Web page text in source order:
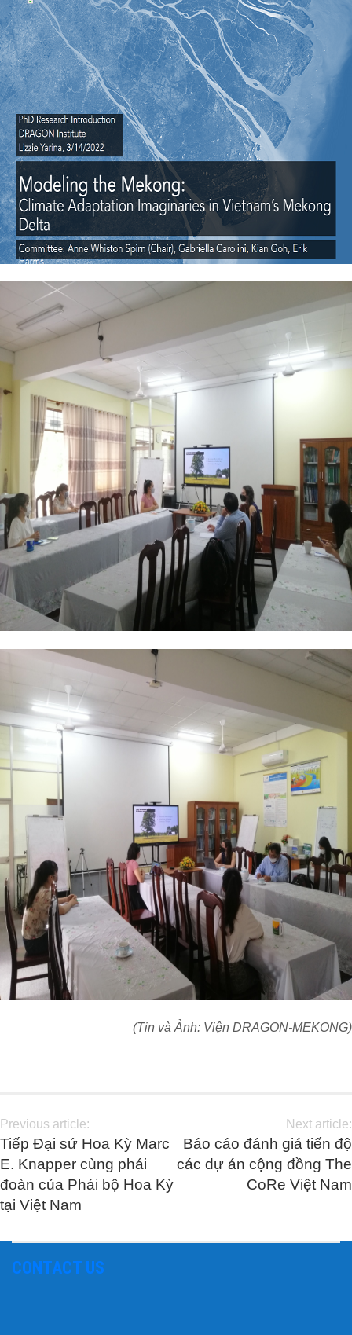
(Tin và Ảnh: Viện DRAGON-MEKONG)
Previous article:
Tiếp Đại sứ Hoa Kỳ Marc
E. Knapper cùng phái
đoàn của Phái bộ Hoa Kỳ
tại Việt Nam
Next article:
Báo cáo đánh giá tiến độ
các dự án cộng đồng The
CoRe Việt Nam
CONTACT US